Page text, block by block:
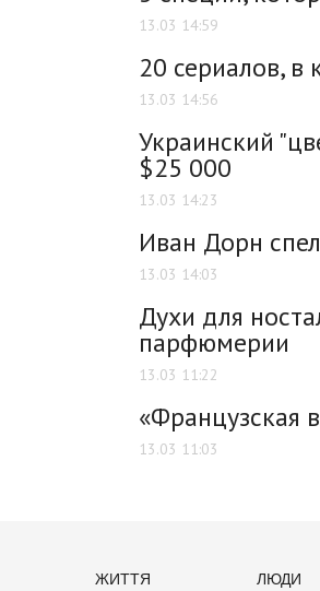
13.03 14:59
20 сериалов, в
13.03 14:56
Украинский
$25 000
13.03 14:23
Иван Дорн
13.03 14:03
Духи для
парфюмерии
13.03 11:22
«Французская
13.03 11:03
ЖИТТЯ ЛЮДИ